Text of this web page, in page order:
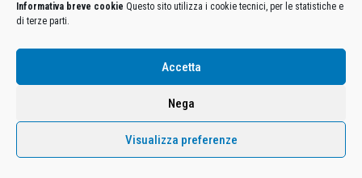
Informativa breve cookie Questo sito utilizza i cookie tecnici, per le statistiche e
di terze parti.
Accetta
Nega
Visualizza preferenze